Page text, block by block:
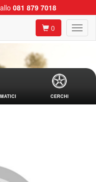
081 879 7018
0
CERCHI